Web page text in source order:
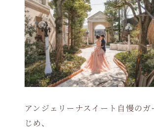
アンジェリーナスイート自慢のガ
じめ、